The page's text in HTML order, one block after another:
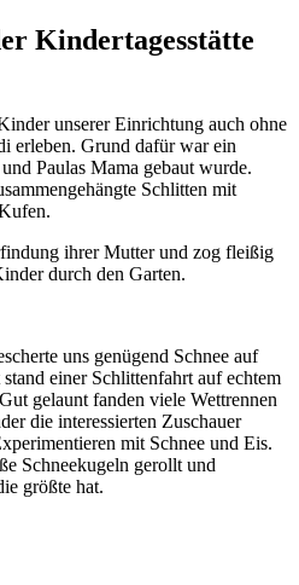
Kindertagesstätte
unserer Einrichtung auch ohne
erleben. Grund dafür war ein
Paulas Mama gebaut wurde.
Schlitten mit
ihrer Mutter und zog fleißig
durch den Garten.
uns genügend Schnee auf
einer Schlittenfahrt auf echtem
gelaunt fanden viele Wettrennen
die interessierten Zuschauer
mit Schnee und Eis.
Schneekugeln gerollt und
größte hat.